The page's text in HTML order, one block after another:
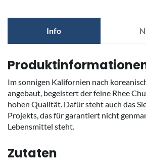
Info
Im sonnigen Kalifornien nach
angebaut, begeistert der feine Rhee
hohen Qualität. Dafür steht auch das
Projekts, das für garantiert nicht
Lebensmittel steht.
Zutaten